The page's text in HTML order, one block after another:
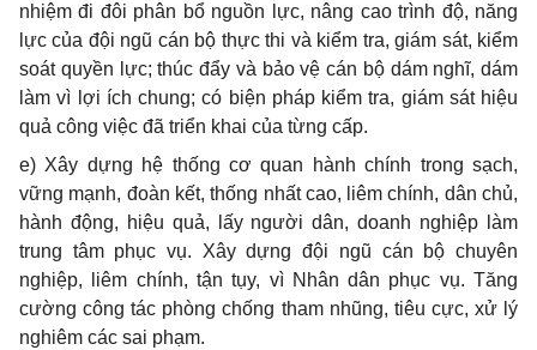
nhiệm đi đôi phân bổ nguồn lực, nâng cao trình độ, năng
lực của đội ngũ cán bộ thực thi và kiểm tra, giám sát, kiểm
soát quyền lực; thúc đẩy và bảo vệ cán bộ dám nghĩ, dám
làm vì lợi ích chung; có biện pháp kiểm tra, giám sát hiệu
quả công việc đã triển khai của từng cấp.
e) Xây dựng hệ thống cơ quan hành chính trong sạch,
vững mạnh, đoàn kết, thống nhất cao, liêm chính, dân chủ,
hành động, hiệu quả, lấy người dân, doanh nghiệp làm
trung tâm phục vụ. Xây dựng đội ngũ cán bộ chuyên
nghiệp, liêm chính, tận tụy, vì Nhân dân phục vụ. Tăng
cường công tác phòng chống tham nhũng, tiêu cực, xử lý
nghiêm các sai phạm.